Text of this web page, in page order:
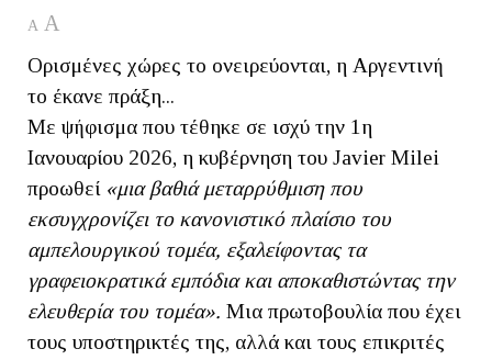
A A
Ορισμένες χώρες το ονειρεύονται, η Αργεντινή
το έκανε πράξη...
Με ψήφισμα που τέθηκε σε ισχύ την 1η
Ιανουαρίου 2026, η κυβέρνηση του Javier Milei
προωθεί «μια βαθιά μεταρρύθμιση που
εκσυγχρονίζει το κανονιστικό πλαίσιο του
αμπελουργικού τομέα, εξαλείφοντας τα
γραφειοκρατικά εμπόδια και αποκαθιστώντας την
ελευθερία του τομέα». Μια πρωτοβουλία που έχει
τους υποστηρικτές της, αλλά και τους επικριτές